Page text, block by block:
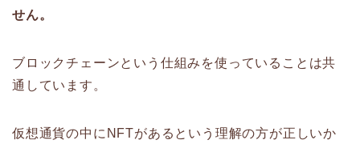
せん。
ブロックチェーンという仕組みを使っていることは共
通しています。
仮想通貨の中にNFTがあるという理解の方が正しいか